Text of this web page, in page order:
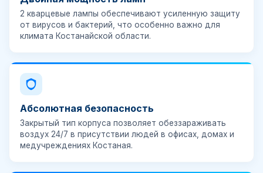
2 кварцевые лампы обеспечивают усиленную защиту
от вирусов и бактерий, что особенно важно для
климата Костанайской области.
Абсолютная безопасность
Закрытый тип корпуса позволяет обеззараживать
воздух 24/7 в присутствии людей в офисах, домах и
медучреждениях Костаная.